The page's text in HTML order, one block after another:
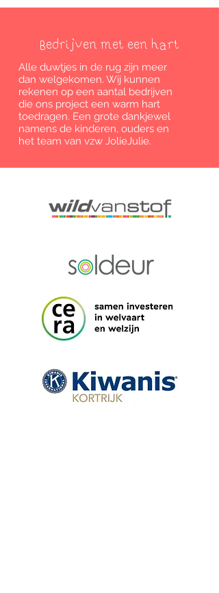
Bedrijven met een hart
Alle duwtjes in de rug zijn meer
dan welgekomen. Wij kunnen
rekenen op een aantal bedrijven
die ons project een warm hart
toedragen. Een grote dankjewel
namens de kinderen, ouders en
het team van vzw JolieJulie.